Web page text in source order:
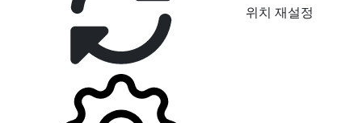
위치 재설정